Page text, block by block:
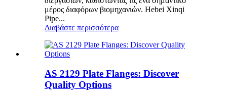
μέρος διαφόρων βιομηχανιών. Hebei Xinqi
Pipe...
Διαβάστε περισσότερα
AS 2129 Plate Flanges: Discover
Quality Options